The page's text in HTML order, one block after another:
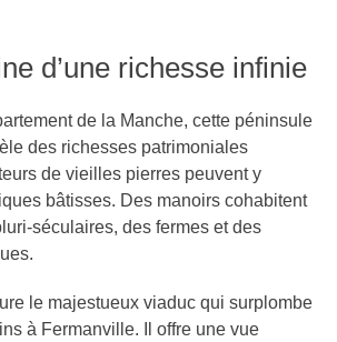
d’une richesse infinie
de la Manche, cette péninsule
des richesses patrimoniales
de vieilles pierres peuvent y
bâtisses. Des manoirs cohabitent
séculaires, des fermes et des
le majestueux viaduc qui surplombe
à Fermanville. Il offre une vue